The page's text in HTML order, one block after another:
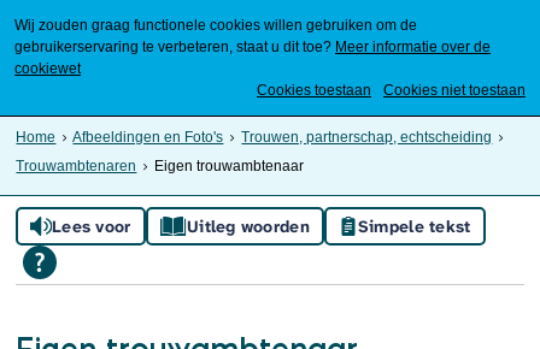
Wij zouden graag functionele cookies willen gebruiken om de
gebruikerservaring te verbeteren, staat u dit toe? Meer informatie over de
cookiewet
Cookies toestaan
Cookies niet toestaan
Home Afbeeldingen en Foto's
Trouwen, partnerschap, echtscheiding
Trouwambtenaren
Eigen trouwambtenaar
Lees voor Uitleg woorden Simpele tekst